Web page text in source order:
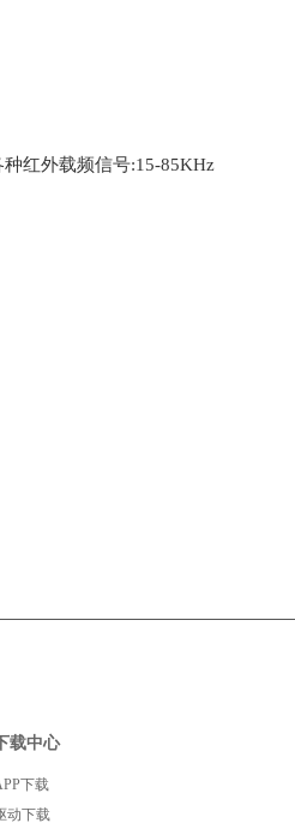
红外载频信号:15-85KHz
载中心
下载
动下载